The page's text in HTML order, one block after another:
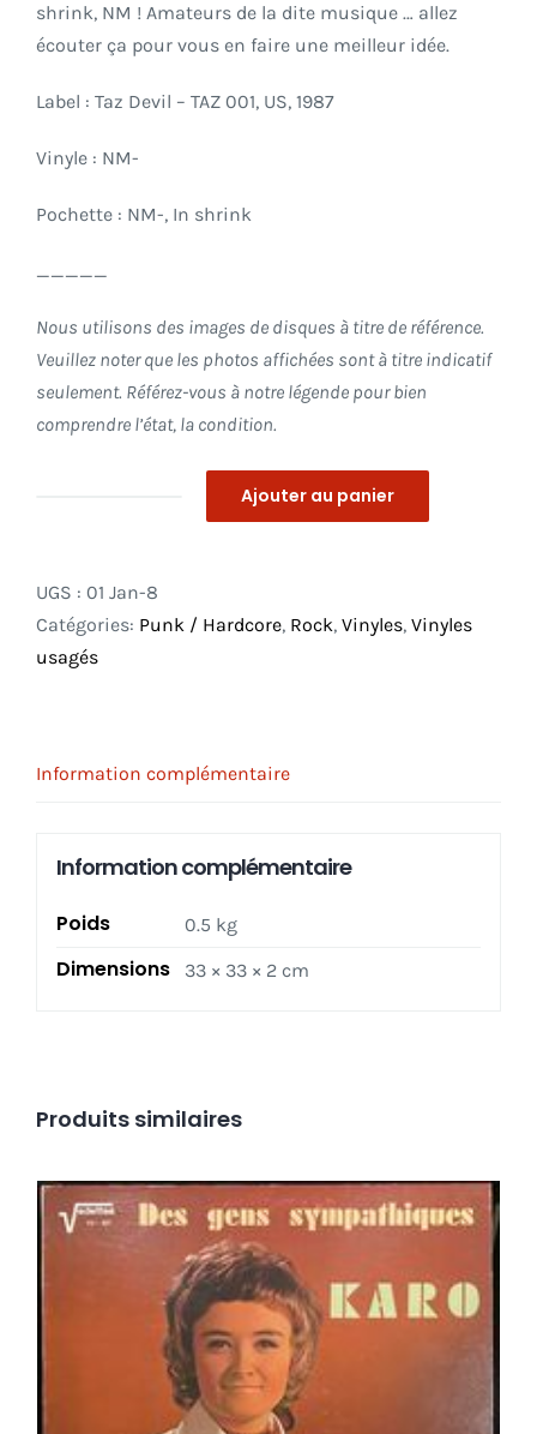
shrink, NM ! Amateurs de la dite musique … allez
écouter ça pour vous en faire une meilleur idée.
Label : Taz Devil – TAZ 001, US, 1987
Vinyle : NM-
Pochette : NM-, In shrink
_____
Nous utilisons des images de disques à titre de référence.
Veuillez noter que les photos affichées sont à titre indicatif
seulement. Référez-vous à notre légende pour bien
comprendre l’état, la condition.
Shrink
Killed
Death
KBD
Ajouter au panier
UGS : 01 Jan-8
Catégories: Punk / Hardcore, Rock, Vinyles, Vinyles
usagés
Information complémentaire
Information complémentaire
Poids 0.5 kg
Dimensions 33 × 33 × 2 cm
Produits similaires
Karo – Des Gens Sympathiques LP
Ajouter au panier